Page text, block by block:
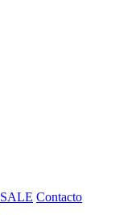
SALE Contacto